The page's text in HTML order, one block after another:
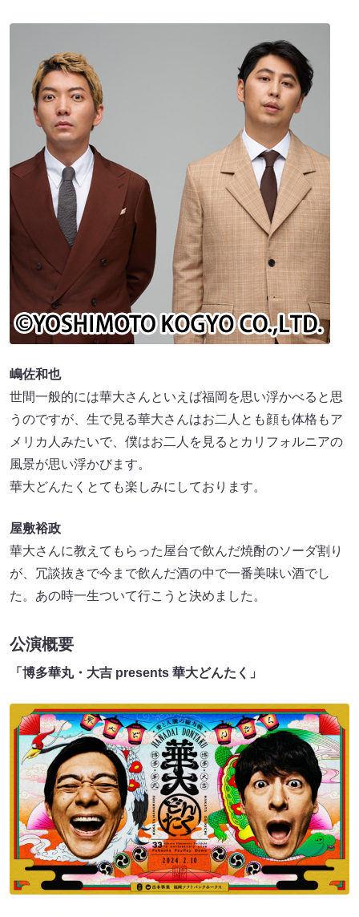
嶋佐和也
世間一般的には華大さんといえば福岡を思い浮かべると思
うのですが、生で見る華大さんはお二人とも顔も体格もア
メリカ人みたいで、僕はお二人を見るとカリフォルニアの
風景が思い浮かびます。
華大どんたくとても楽しみにしております。
屋敷裕政
華大さんに教えてもらった屋台で飲んだ焼酎のソーダ割り
が、冗談抜きで今まで飲んだ酒の中で一番美味い酒でし
た。あの時一生ついて行こうと決めました。
公演概要
「博多華丸・大吉 presents 華大どんたく」